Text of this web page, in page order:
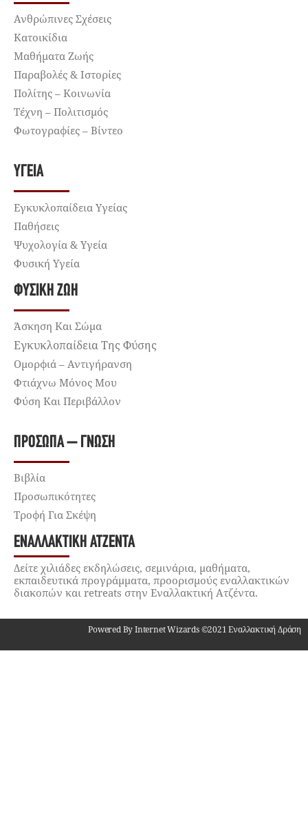
Ανθρώπινες Σχέσεις
Κατοικίδια
Μαθήματα Ζωής
Παραβολές & Ιστορίες
Πολίτης – Κοινωνία
Τέχνη – Πολιτισμός
Φωτογραφίες – Βίντεο
ΥΓΕΊΑ
Εγκυκλοπαίδεια Υγείας
Παθήσεις
Ψυχολογία & Υγεία
Φυσική Υγεία
ΦΥΣΙΚΉ ΖΩΉ
Άσκηση Και Σώμα
Εγκυκλοπαίδεια Της Φύσης
Ομορφιά – Αντιγήρανση
Φτιάχνω Μόνος Μου
Φύση Και Περιβάλλον
ΠΡΌΣΩΠΑ – ΓΝΏΣΗ
Βιβλία
Προσωπικότητες
Τροφή Για Σκέψη
ΕΝΑΛΛΑΚΤΙΚΉ ΑΤΖΈΝΤΑ
Δείτε χιλιάδες εκδηλώσεις, σεμινάρια, μαθήματα,
εκπαιδευτικά προγράμματα, προορισμούς εναλλακτικών
διακοπών και retreats στην Εναλλακτική Ατζέντα.
Powered By Internet Wizards ©2021 Εναλλακτική Δράση